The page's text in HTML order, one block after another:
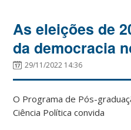
As eleições de
da democracia
29/11/2022 14:36
O Programa de Pós-
Ciência Política convida